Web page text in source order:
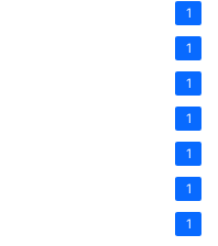
1
1
1
1
1
1
1